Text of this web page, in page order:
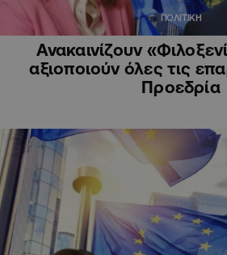
ΠΟΛΙΤΙΚΗ
Ανακαινίζουν
αξιοποιούν όλες τις
Προεδρία